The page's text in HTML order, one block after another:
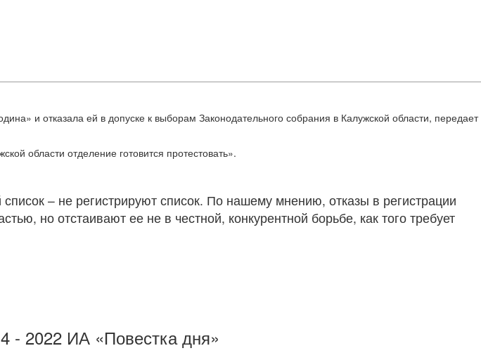
и отказала ей в допуске к выборам Законодательного собрания в Калужской области, передает
области отделение готовится протестовать».
– не регистрируют список. По нашему мнению, отказы в регистрации
но отстаивают ее не в честной, конкурентной борьбе, как того требует
- 2022 ИА «Повестка дня»